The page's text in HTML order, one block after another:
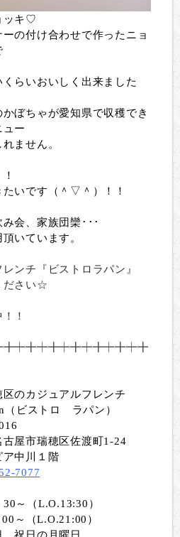
ッキ♡
の付け合わせで作ったニョ
らいおいしく出来ました
ぼちゃが愛知県で収穫でき
ュー
ません。
いです（＾▽＾）！！
会、家族団欒･･･
いています。
ンチ『ビストロラパン』
ださい☆
！
┿╋┿╋
のカジュアルフレンチ
ストロ ラパン）
穂区佐渡町1-24
川１階
7077
（L.O.13:30）
～（L.O.21:00）